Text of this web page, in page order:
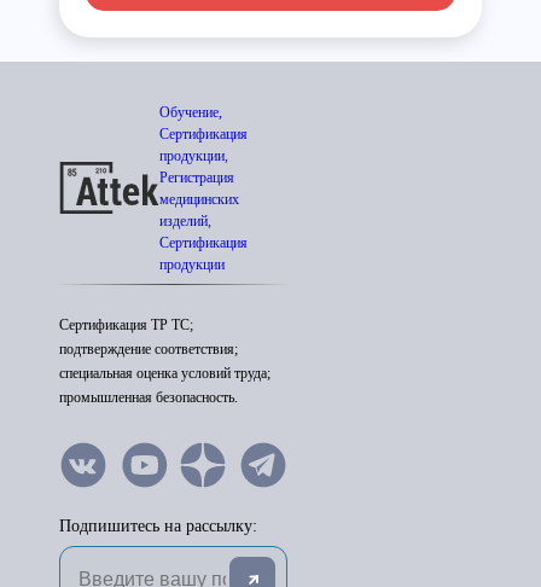
Обучение,
Сертификация
продукции,
Регистрация
медицинских
изделий,
Сертификация
продукции
Сертификация ТР ТС;
подтверждение соответствия;
специальная оценка условий труда;
промышленная безопасность.
Подпишитесь на рассылку: